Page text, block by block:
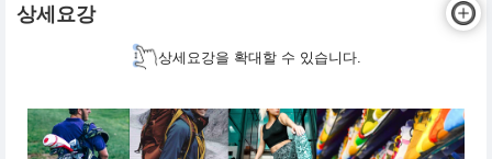
상세요강
상세요강을 확대할 수 있습니다.